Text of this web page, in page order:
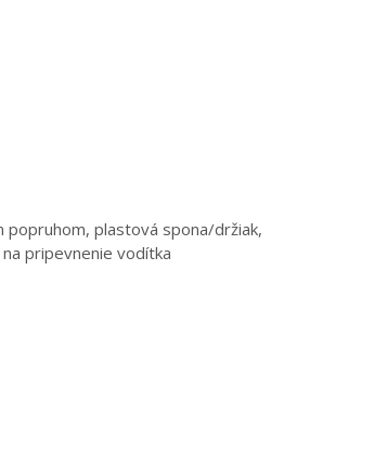
plastová spona/držiak,
pripevnenie vodítka